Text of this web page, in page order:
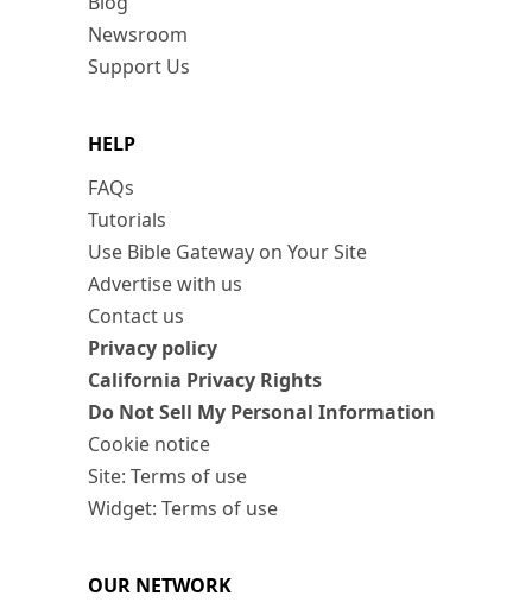
Newsroom
Support Us
HELP
FAQs
Tutorials
Use Bible Gateway on Your Site
Advertise with us
Contact us
Privacy policy
California Privacy Rights
Do Not Sell My Personal Information
Cookie notice
Site: Terms of use
Widget: Terms of use
OUR NETWORK